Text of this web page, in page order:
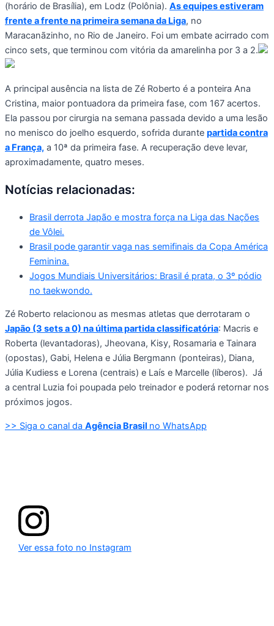
(horário de Brasília), em Lodz (Polônia). As equipes estiveram
frente a frente na primeira semana da Liga, no
Maracanãzinho, no Rio de Janeiro. Foi um embate acirrado com
cinco sets, que terminou com vitória da amarelinha por 3 a 2.
A principal ausência na lista de Zé Roberto é a ponteira Ana
Cristina, maior pontuadora da primeira fase, com 167 acertos.
Ela passou por cirurgia na semana passada devido a uma lesão
no menisco do joelho esquerdo, sofrida durante partida contra
a França, a 10ª da primeira fase. A recuperação deve levar,
aproximadamente, quatro meses.
Notícias relacionadas:
Brasil derrota Japão e mostra força na Liga das Nações
de Vôlei.
Brasil pode garantir vaga nas semifinais da Copa América
Feminina.
Jogos Mundiais Universitários: Brasil é prata, o 3º pódio
no taekwondo.
Zé Roberto relacionou as mesmas atletas que derrotaram o
Japão (3 sets a 0) na última partida classificatória: Macris e
Roberta (levantadoras), Jheovana, Kisy, Rosamaria e Tainara
(opostas), Gabi, Helena e Júlia Bergmann (ponteiras), Diana,
Júlia Kudiess e Lorena (centrais) e Laís e Marcelle (líberos). Já
a central Luzia foi poupada pelo treinador e poderá retornar nos
próximos jogos.
>> Siga o canal da Agência Brasil no WhatsApp
Ver essa foto no Instagram